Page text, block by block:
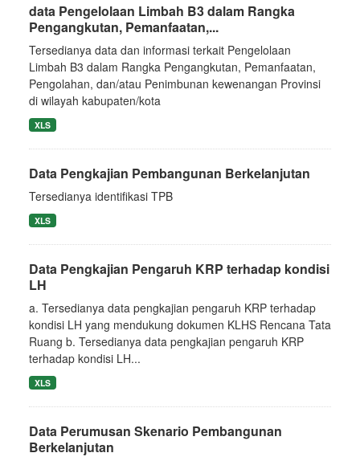
data Pengelolaan Limbah B3 dalam Rangka
Pengangkutan, Pemanfaatan,...
Tersedianya data dan informasi terkait Pengelolaan
Limbah B3 dalam Rangka Pengangkutan, Pemanfaatan,
Pengolahan, dan/atau Penimbunan kewenangan Provinsi
di wilayah kabupaten/kota
XLS
Data Pengkajian Pembangunan Berkelanjutan
Tersedianya identifikasi TPB
XLS
Data Pengkajian Pengaruh KRP terhadap kondisi
LH
a. Tersedianya data pengkajian pengaruh KRP terhadap
kondisi LH yang mendukung dokumen KLHS Rencana Tata
Ruang b. Tersedianya data pengkajian pengaruh KRP
terhadap kondisi LH...
XLS
Data Perumusan Skenario Pembangunan
Berkelanjutan